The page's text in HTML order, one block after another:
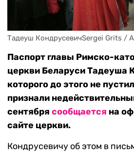
Тадеуш КондрусевичSergei Grits /
Паспорт главы Римско-
церкви Беларуси Тадеуша
которого до этого не
признали
сентября сообщается на
сайте церкви.
Кондрусевичу об этом в